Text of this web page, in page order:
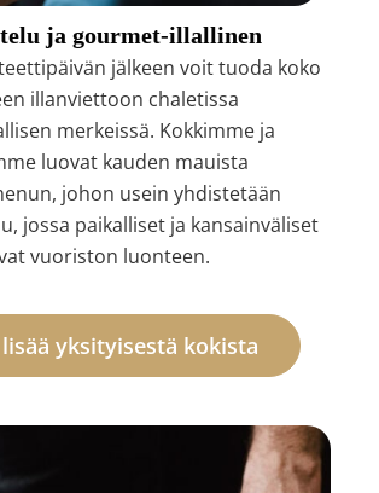
ja gourmet-illallinen
jälkeen voit tuoda koko
illanviettoon chaletissa
merkeissä. Kokkimme ja
luovat kauden mauista
johon usein yhdistetään
jossa paikalliset ja kansainväliset
vuoriston luonteen.
yksityisestä kokista